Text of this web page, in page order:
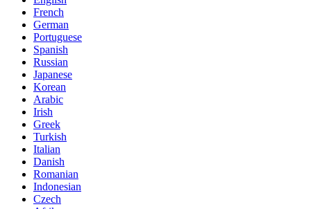
French
German
Portuguese
Spanish
Russian
Japanese
Korean
Arabic
Irish
Greek
Turkish
Italian
Danish
Romanian
Indonesian
Czech